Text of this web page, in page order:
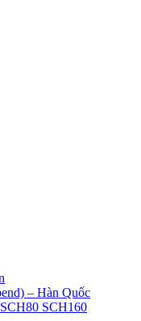
– Hàn Quốc
SCH160